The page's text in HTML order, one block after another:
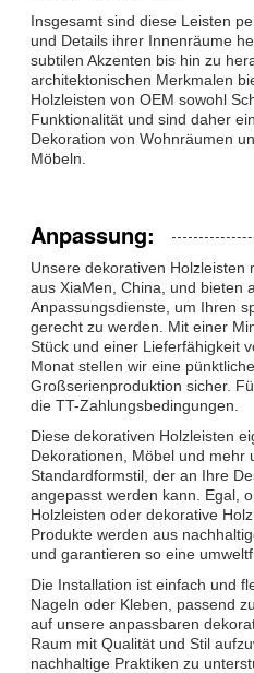
Insgesamt sind diese Leisten
und Details ihrer Innenräume
subtilen Akzenten bis hin zu
architektonischen Merkmalen
Holzleisten von OEM sowohl
Funktionalität und sind daher
Dekoration von Wohnräumen
Möbeln.
Anpassung:
Unsere dekorativen Holzleisten
aus XiaMen, China, und bieten
Anpassungsdienste, um Ihren
gerecht zu werden. Mit einer
Stück und einer Lieferfähigkeit
Monat stellen wir eine
Großserienproduktion sicher.
die TT-Zahlungsbedingungen.
Diese dekorativen Holzleisten
Dekorationen, Möbel und mehr
Standardformstil, der an Ihre
angepasst werden kann. Egal,
Holzleisten oder dekorative
Produkte werden aus
und garantieren so eine
Die Installation ist einfach und
Nageln oder Kleben, passend
auf unsere anpassbaren
Raum mit Qualität und Stil
nachhaltige Praktiken zu